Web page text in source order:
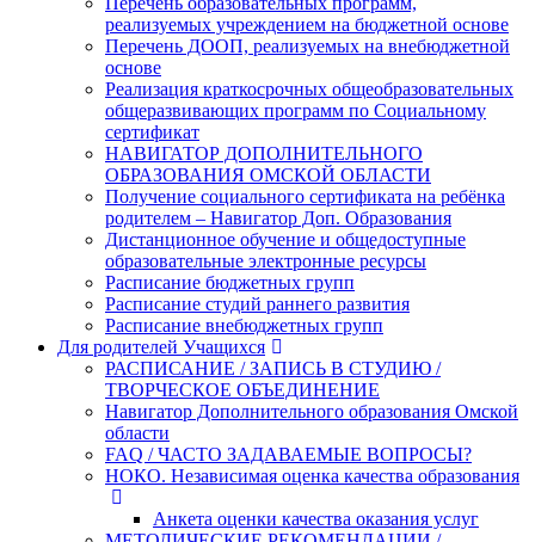
реализуемых учреждением на бюджетной основе
Перечень ДООП, реализуемых на внебюджетной
основе
Реализация краткосрочных общеобразовательных
общеразвивающих программ по Социальному
сертификат
НАВИГАТОР ДОПОЛНИТЕЛЬНОГО
ОБРАЗОВАНИЯ ОМСКОЙ ОБЛАСТИ
Получение социального сертификата на ребёнка
родителем – Навигатор Доп. Образования
Дистанционное обучение и общедоступные
образовательные электронные ресурсы
Расписание бюджетных групп
Расписание студий раннего развития
Расписание внебюджетных групп
Для родителей Учащихся
РАСПИСАНИЕ / ЗАПИСЬ В СТУДИЮ /
ТВОРЧЕСКОЕ ОБЪЕДИНЕНИЕ
Навигатор Дополнительного образования Омской
области
FAQ / ЧАСТО ЗАДАВАЕМЫЕ ВОПРОСЫ?
НОКО. Независимая оценка качества образования
Анкета оценки качества оказания услуг